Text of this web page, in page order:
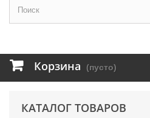
Корзина (пусто)
КАТАЛОГ ТОВАРОВ